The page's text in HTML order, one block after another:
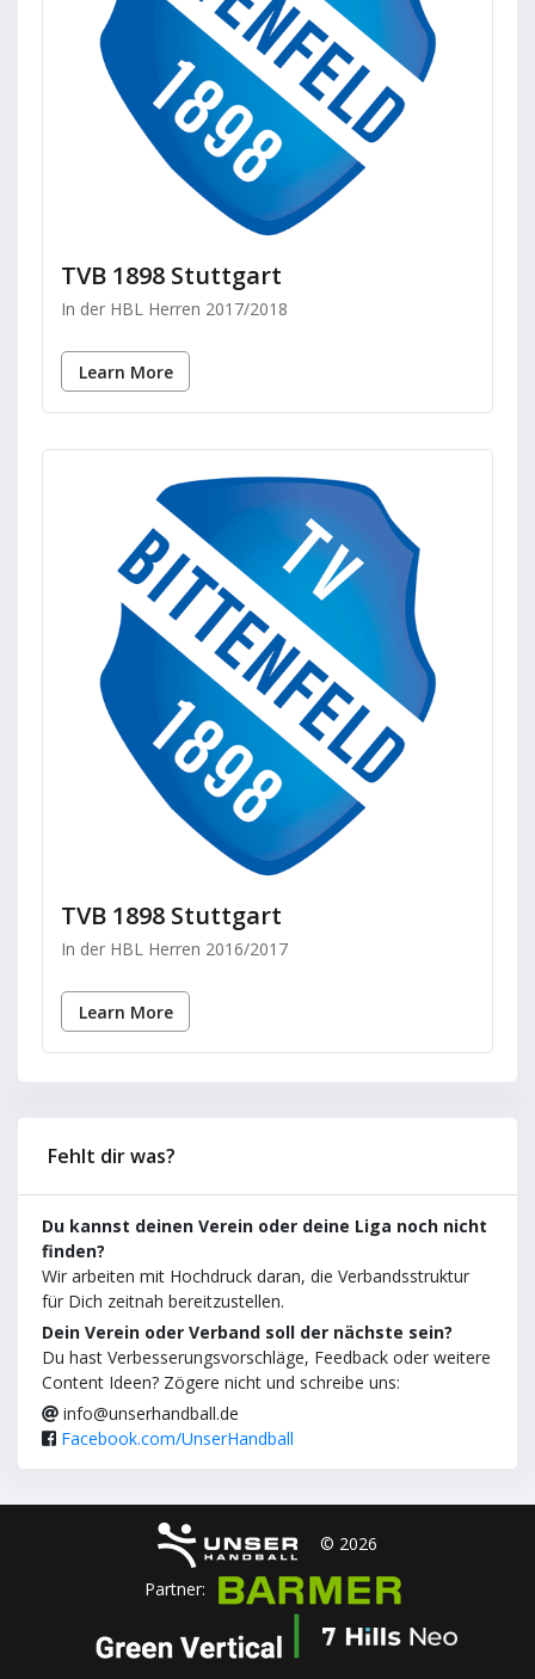
TVB 1898 Stuttgart
In der HBL Herren 2017/2018
Learn More
TVB 1898 Stuttgart
In der HBL Herren 2016/2017
Learn More
Fehlt dir was?
Du kannst deinen Verein oder deine Liga noch nicht
finden?
Wir arbeiten mit Hochdruck daran, die Verbandsstruktur
für Dich zeitnah bereitzustellen.
Dein Verein oder Verband soll der nächste sein?
Du hast Verbesserungsvorschläge, Feedback oder weitere
Content Ideen? Zögere nicht und schreibe uns:
info@unserhandball.de
Facebook.com/UnserHandball
© 2026
Partner: